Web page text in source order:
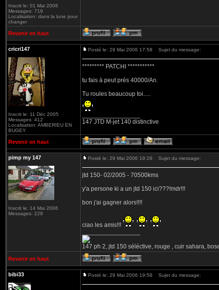
Inscrit le: 01 Mai 2006
Messages: 719
Localisation: dans la lune pour
changer
Revenir en haut
cricri147
Inscrit le: 11 Déc 2005
Messages: 412
Localisation: AMBERIEU EN
BUGEY
Posté le: 29 Mai 2006 17:58 Sujet du message:
********* PATCHI ***********
tu fais à peut prés 40000/An.
Tu roules beaucoup toi.....
147 JTD M-jet 140 distinctive
Revenir en haut
pimp my 147
Inscrit le: 14 Mai 2006
Messages: 228
Posté le: 29 Mai 2006 19:28 Sujet du message:
jtd 150- 02/2005 - 70500kms
y'a persone ki a un jtd 150 ici???!mdr!!!
bon j'ai gagner alors!!!!
ciao les amis!!!
147 ph 2, jtd 150 séléctive, rouge , cuir sahara,
Revenir en haut
bibi33 Posté le: 29 Mai 2006 19:58 Sujet du message: